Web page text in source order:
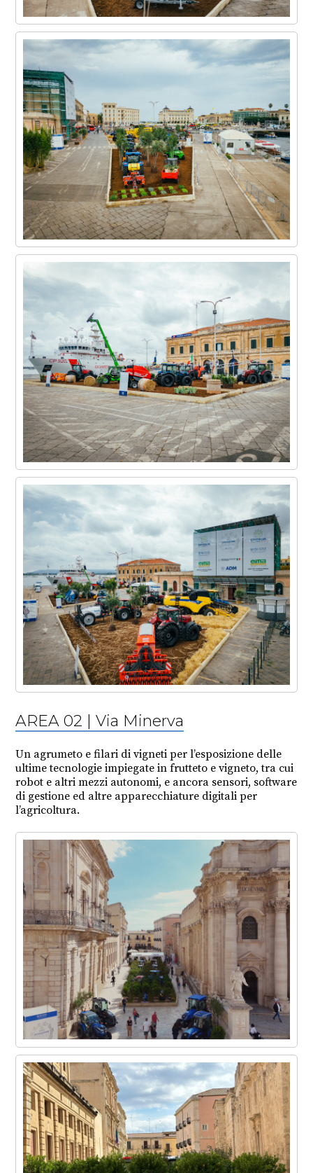
AREA 02 | Via Minerva
Un agrumeto e filari di vigneti per l’esposizione delle
ultime tecnologie impiegate in frutteto e vigneto, tra cui
robot e altri mezzi autonomi, e ancora sensori, software
di gestione ed altre apparecchiature digitali per
l’agricoltura.